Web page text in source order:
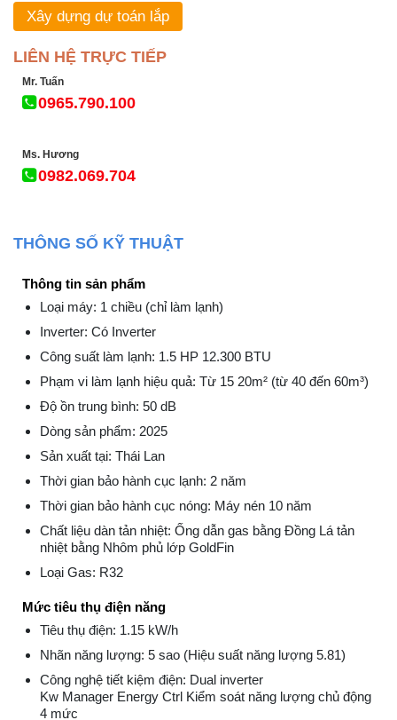
Xây dựng dự toán lắp
LIÊN HỆ TRỰC TIẾP
Mr. Tuấn
0965.790.100
Ms. Hương
0982.069.704
THÔNG SỐ KỸ THUẬT
Thông tin sản phẩm
Loại máy: 1 chiều (chỉ làm lạnh)
Inverter: Có Inverter
Công suất làm lạnh: 1.5 HP 12.300 BTU
Phạm vi làm lạnh hiệu quả: Từ 15 20m² (từ 40 đến 60m³)
Độ ồn trung bình: 50 dB
Dòng sản phẩm: 2025
Sản xuất tại: Thái Lan
Thời gian bảo hành cục lạnh: 2 năm
Thời gian bảo hành cục nóng: Máy nén 10 năm
Chất liệu dàn tản nhiệt: Ống dẫn gas bằng Đồng Lá tản
nhiệt bằng Nhôm phủ lớp GoldFin
Loại Gas: R32
Mức tiêu thụ điện năng
Tiêu thụ điện: 1.15 kW/h
Nhãn năng lượng: 5 sao (Hiệu suất năng lượng 5.81)
Công nghệ tiết kiệm điện: Dual inverter
Kw Manager Energy Ctrl Kiểm soát năng lượng chủ động
4 mức